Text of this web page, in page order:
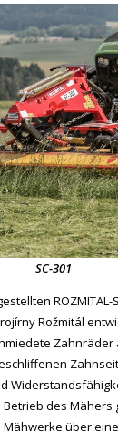
SC-301
Rožmitál
des Mähers
über